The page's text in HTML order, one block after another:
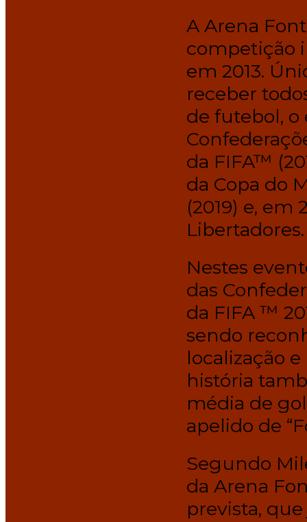
A Arena
competição
em 2013.
receber
de futebol, o
da FIFA™
da Copa do
(2019) e, em
Libertadores.
Nestes
das
da FIFA ™
sendo
localização
história
média de
apelido de
Segundo
da Arena
prevista,